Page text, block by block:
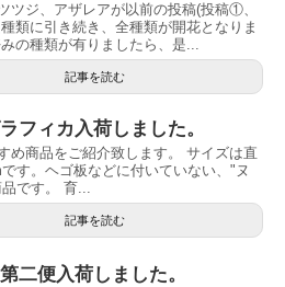
ツジ、アザレアが以前の投稿(投稿①、
類に引き続き、全種類が開花となりま
の種類が有りましたら、是...
記事を読む
フィカ入荷しました。
め商品をご紹介致します。 サイズは直
す。ヘゴ板などに付いていない、"ヌ
です。 育...
記事を読む
二便入荷しました。